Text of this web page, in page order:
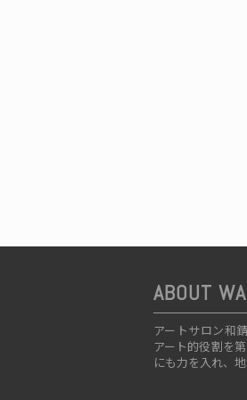
ABOUT
アートサロン和
アート的役割を
にも力を入れ、